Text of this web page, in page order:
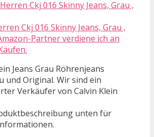
Ckj 016 Skinny Jeans, Grau ,
Partner verdiene ich an
Jeans Grau Röhrenjeans
und Original. Wir sind ein
Verkäufer von Calvin Klein
unten für